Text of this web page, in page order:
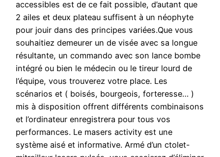
accessibles est de ce fait possible, d’autant que
2 ailes et deux plateau suffisent à un néophyte
pour jouir dans des principes variées.Que vous
souhaitiez demeurer un de visée avec sa longue
résultante, un commando avec son lance bombe
intégré ou bien le médecin ou le tireur lourd de
l’équipe, vous trouverez votre place. Les
scénarios et ( boisés, bourgeois, forteresse… )
mis à disposition offrent différents combinaisons
et l’ordinateur enregistrera pour tous vos
performances. Le masers activity est une
système aisé et informative. Armé d’un ctolet-